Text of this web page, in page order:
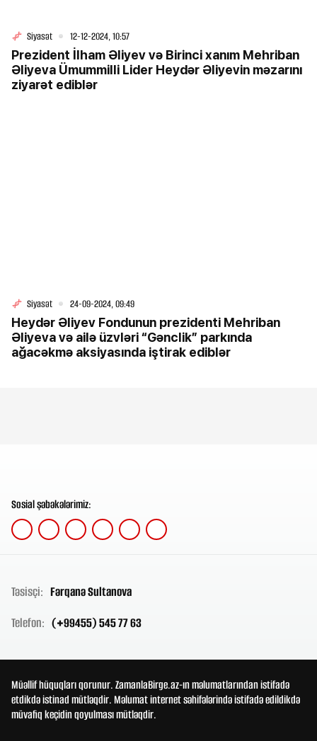
Siyasət 12-12-2024, 10:57
Prezident İlham Əliyev və Birinci xanım Mehriban
Əliyeva Ümummilli Lider Heydər Əliyevin məzarını
ziyarət ediblər
Siyasət 24-09-2024, 09:49
Heydər Əliyev Fondunun prezidenti Mehriban
Əliyeva və ailə üzvləri “Gənclik” parkında
ağacəkmə aksiyasında iştirak ediblər
Sosial şəbəkələrimiz:
Təsisçi: Fərqanə Sultanova
Telefon: (+99455) 545 77 63
Müəllif hüquqları qorunur. ZamanlaBirge.az-ın məlumatlarından istifadə
etdikdə istinad mütləqdir. Məlumat internet səhifələrində istifadə edildikdə
müvafiq keçidin qoyulması mütləqdir.